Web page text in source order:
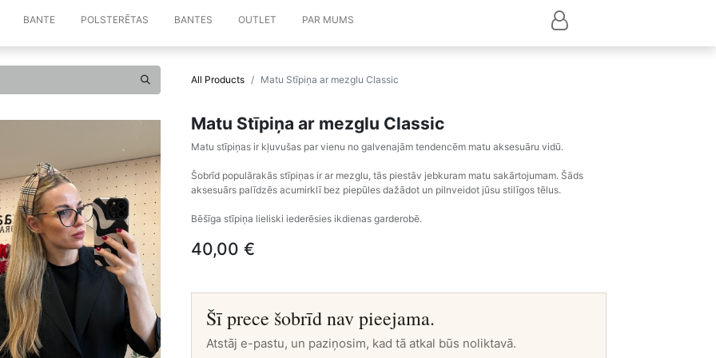
BANTE POLSTERĒTAS BANTES OUTLET PAR MUMS
All Products Matu Stīpiņa ar mezglu Classic
Matu Stīpiņa ar mezglu Classic
Matu stīpiņas ir kļuvušas par vienu no galvenajām tendencēm matu aksesuāru vidū.
Šobrīd populārakās stīpiņas ir ar mezglu, tās piestāv jebkuram matu sakārtojumam. Šāds
aksesuārs palīdzēs acumirklī bez piepūles dažādot un pilnveidot jūsu stilīgos tēlus.
Bēšīga stīpiņa lieliski iederēsies ikdienas garderobē.
40,00 €
Šī prece šobrīd nav pieejama.
Atstāj e-pastu, un paziņosim, kad tā atkal būs noliktavā.